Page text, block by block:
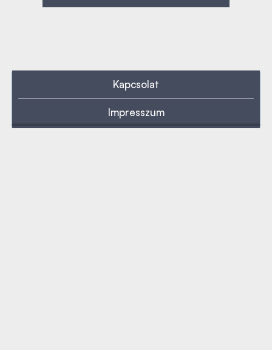
Kapcsolat
Impresszum